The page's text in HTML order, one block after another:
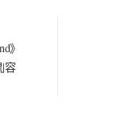
》
|容